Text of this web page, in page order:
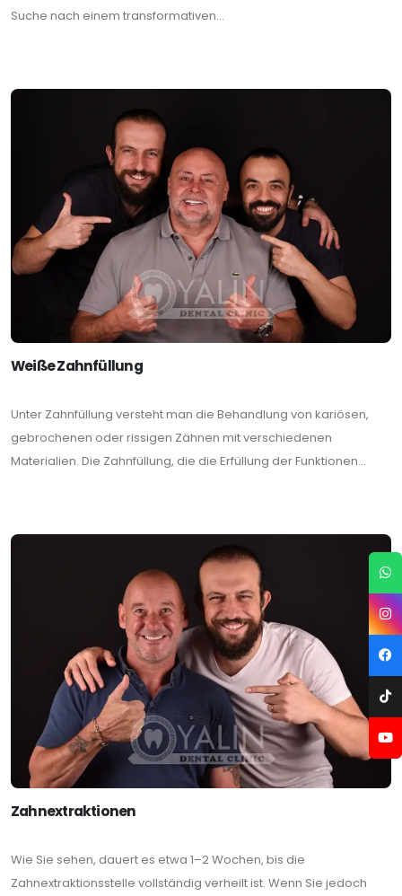
Suche nach einem transformativen...
Weiße Zahnfüllung
Unter Zahnfüllung versteht man die Behandlung von kariösen,
gebrochenen oder rissigen Zähnen mit verschiedenen
Materialien. Die Zahnfüllung, die die Erfüllung der Funktionen...
Zahnextraktionen
Wie Sie sehen, dauert es etwa 1–2 Wochen, bis die
Zahnextraktionsstelle vollständig verheilt ist. Wenn Sie jedoch